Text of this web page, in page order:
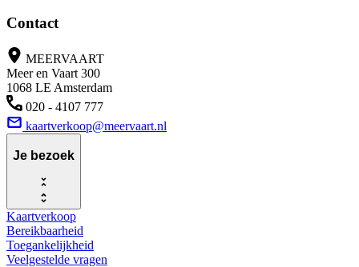
Contact
MEERVAART
Meer en Vaart 300
1068 LE Amsterdam
020 - 4107 777
kaartverkoop@meervaart.nl
Je bezoek
Kaartverkoop
Bereikbaarheid
Toegankelijkheid
Veelgestelde vragen